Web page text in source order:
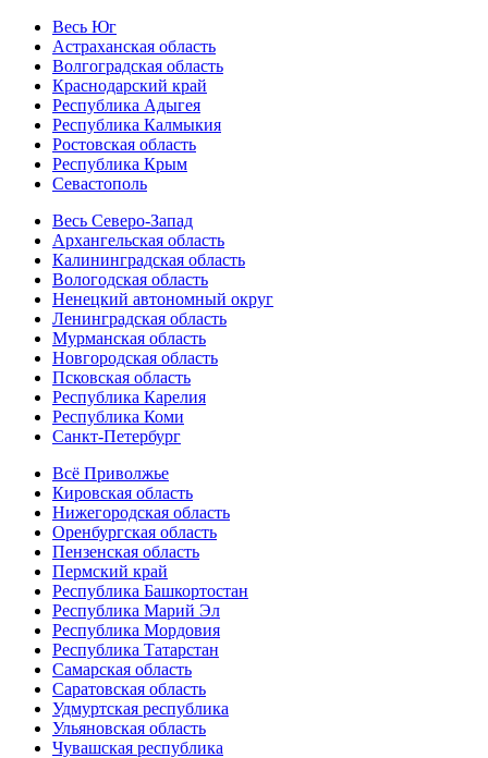
Весь Юг
Астраханская область
Волгоградская область
Краснодарский край
Республика Адыгея
Республика Калмыкия
Ростовская область
Республика Крым
Севастополь
Весь Северо-Запад
Архангельская область
Калининградская область
Вологодская область
Ненецкий автономный округ
Ленинградская область
Мурманская область
Новгородская область
Псковская область
Республика Карелия
Республика Коми
Санкт-Петербург
Всё Приволжье
Кировская область
Нижегородская область
Оренбургская область
Пензенская область
Пермский край
Республика Башкортостан
Республика Марий Эл
Республика Мордовия
Республика Татарстан
Самарская область
Саратовская область
Удмуртская республика
Ульяновская область
Чувашская республика